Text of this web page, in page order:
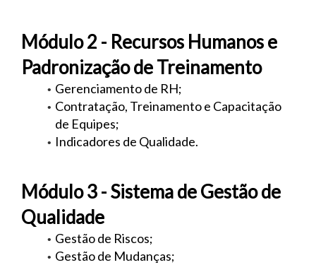
Módulo 2 - Recursos Humanos e
Padronização de Treinamento
Gerenciamento de RH;
Contratação, Treinamento e Capacitação
de Equipes;
Indicadores de Qualidade.
Módulo 3 - Sistema de Gestão de
Qualidade
Gestão de Riscos;
Gestão de Mudanças;